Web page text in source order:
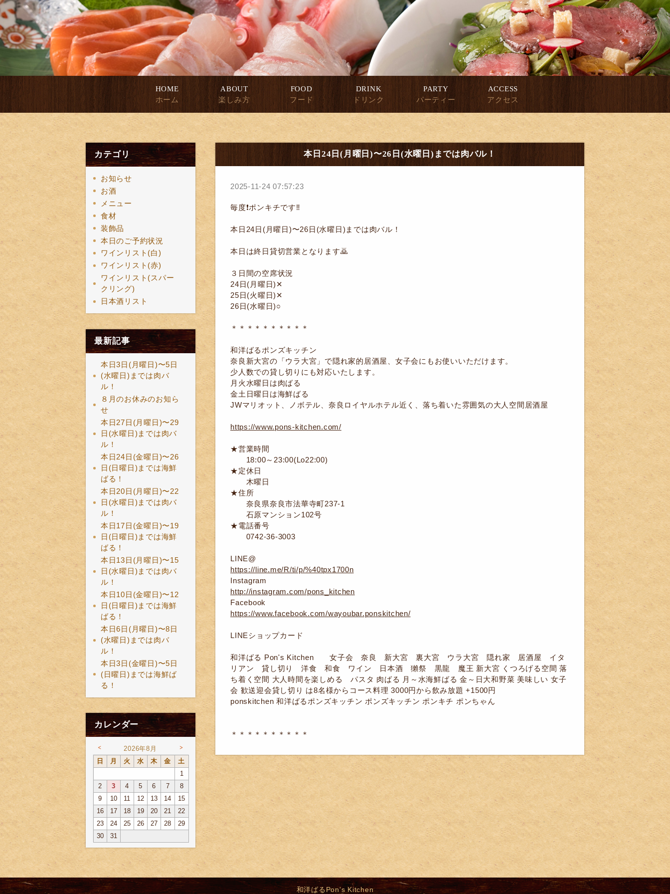
HOME
ホーム
ABOUT
楽しみ方
FOOD
フード
DRINK
ドリンク
PARTY
パーティー
ACCESS
アクセス
カテゴリ
お知らせ
お酒
メニュー
食材
装飾品
本日のご予約状況
ワインリスト(白)
ワインリスト(赤)
ワインリスト(スパー
クリング)
日本酒リスト
最新記事
本日3日(月曜日)〜5日
(水曜日)までは肉バ
ル！
８月のお休みのお知ら
せ
本日27日(月曜日)〜29
日(水曜日)までは肉バ
ル！
本日24日(金曜日)〜26
日(日曜日)までは海鮮
ばる！
本日20日(月曜日)〜22
日(水曜日)までは肉バ
ル！
本日17日(金曜日)〜19
日(日曜日)までは海鮮
ばる！
本日13日(月曜日)〜15
日(水曜日)までは肉バ
ル！
本日10日(金曜日)〜12
日(日曜日)までは海鮮
ばる！
本日6日(月曜日)〜8日
(水曜日)までは肉バ
ル！
本日3日(金曜日)〜5日
(日曜日)までは海鮮ば
る！
カレンダー
< 2026年8月 >
日 月 火 水 木 金
土
1
2
3 4 5 6 7
8
9
10 11 12 13 14
15
16
17 18 19 20 21
22
23
24 25 26 27 28
29
30
31
本日24日(月曜日)〜26日(水曜日)までは肉バル！
2025-11-24 07:57:23
毎度❗ポンキチです‼️
本日24日(月曜日)〜26日(水曜日)までは肉バル！
本日は終日貸切営業となります🙇
３日間の空席状況
24日(月曜日)✕
25日(火曜日)✕
26日(水曜日)○
＊＊＊＊＊＊＊＊＊＊
和洋ばるポンズキッチン
奈良新大宮の「ウラ大宮」で隠れ家的居酒屋、女子会にもお使いいただけます。
少人数での貸し切りにも対応いたします。
月火水曜日は肉ばる
金土日曜日は海鮮ばる
JWマリオット、ノボテル、奈良ロイヤルホテル近く、落ち着いた雰囲気の大人空間居酒屋
https://www.pons-kitchen.com/
★営業時間
18:00～23:00(Lo22:00)
★定休日
木曜日
★住所
奈良県奈良市法華寺町237-1
石原マンション102号
★電話番号
0742-36-3003
LINE@
https://line.me/R/ti/p/%40tpx1700n
Instagram
http://instagram.com/pons_kitchen
Facebook
https://www.facebook.com/wayoubar.ponskitchen/
LINEショップカード
和洋ばる Pon's Kitchen 女子会 奈良 新大宮 裏大宮 ウラ大宮 隠れ家 居酒屋 イタ
リアン 貸し切り 洋食 和食 ワイン 日本酒 獺祭 黒龍 魔王 新大宮 くつろげる空間 落
ち着く空間 大人時間を楽しめる パスタ 肉ばる 月～水海鮮ばる 金～日大和野菜 美味しい 女子
会 歓送迎会貸し切り は8名様からコース料理 3000円から飲み放題 +1500円
ponskitchen 和洋ばるポンズキッチン ポンズキッチン ポンキチ ポンちゃん
＊＊＊＊＊＊＊＊＊＊
和洋ばるPon's Kitchen